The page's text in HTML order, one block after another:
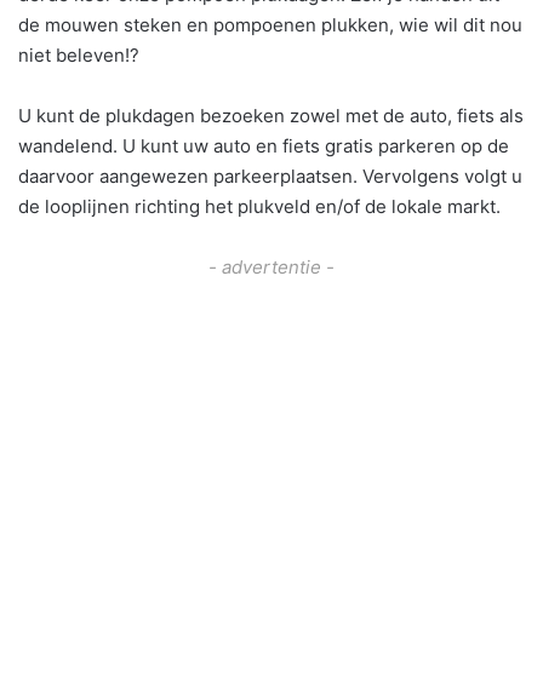
de mouwen steken en pompoenen plukken, wie wil dit nou
niet beleven!?
U kunt de plukdagen bezoeken zowel met de auto, fiets als
wandelend. U kunt uw auto en fiets gratis parkeren op de
daarvoor aangewezen parkeerplaatsen. Vervolgens volgt u
de looplijnen richting het plukveld en/of de lokale markt.
- advertentie -